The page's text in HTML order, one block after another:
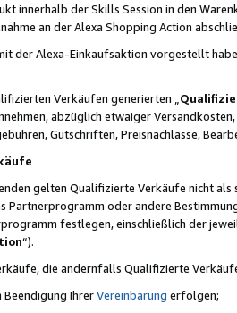
innerhalb der Skills Session in den
an der Alexa Shopping Action
der Alexa-Einkaufsaktion vorgestellt
Verkäufen generierten „
abzüglich etwaiger
Gutschriften, Preisnachlässe,
gelten Qualifizierte Verkäufe nicht
Partnerprogramm oder andere
festlegen, einschließlich der
“).
die andernfalls Qualifizierte
Beendigung IhrerVereinbarung erfolgen;